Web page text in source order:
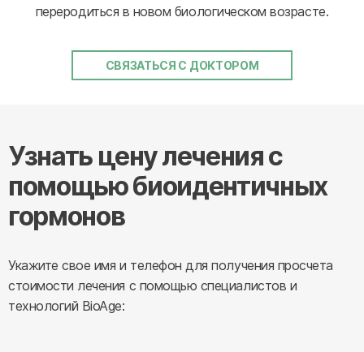
переродиться в новом биологическом возрасте.
СВЯЗАТЬСЯ С ДОКТОРОМ
Узнать цену лечения с
помощью биоидентичных
гормонов
Укажите свое имя и телефон для получения просчета
стоимости лечения с помощью специалистов и
технологий BioAge: